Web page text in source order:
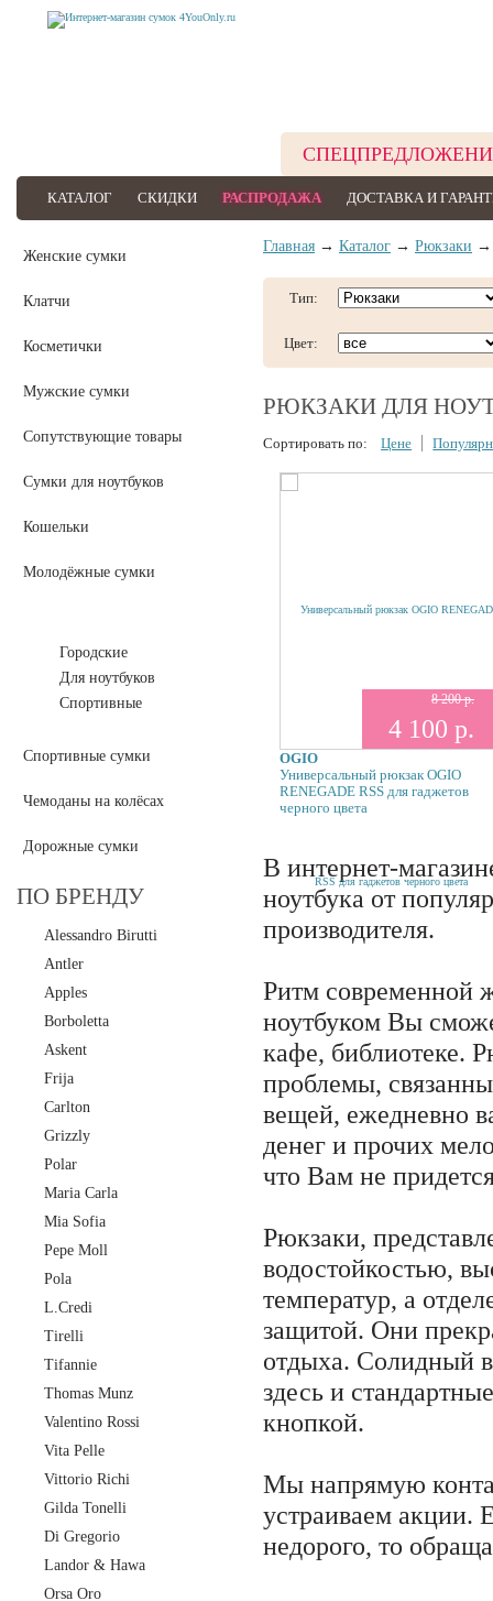
КАТАЛОГ СКИДКИ РАСПРОДАЖА ДОСТАВКА И
Женские сумки
Клатчи
Косметички
Мужские сумки
Сопутствующие товары
Сумки для ноутбуков
Кошельки
Молодёжные сумки
Городские
Для ноутбуков
Спортивные
Спортивные сумки
Чемоданы на колёсах
Дорожные сумки
ПО БРЕНДУ
Alessandro Birutti
Antler
Apples
Borboletta
Askent
Frija
Carlton
Grizzly
Polar
Maria Carla
Mia Sofia
Pepe Moll
Pola
L.Credi
Tirelli
Tifannie
Thomas Munz
Valentino Rossi
Vita Pelle
Vittorio Richi
Gilda Tonelli
Di Gregorio
Landor & Hawa
Orsa Oro
Главная → Каталог → Рюкзаки →
Тип:
Цвет:
РЮКЗАКИ ДЛЯ
Сортировать по: Цене
8 200 р.
4 100 р.
OGIO
Универсальный рюкзак OGIO
RENEGADE RSS для гаджетов
черного цвета
В интернет-
ноутбука от
производителя.
Ритм современной
ноутбуком Вы
кафе, библиотеке.
проблемы,
вещей, ежедневно
денег и прочих
что Вам не
Рюкзаки,
водостойкостью,
температур, а
защитой. Они
отдыха. Солидный
здесь и
кнопкой.
Мы напрямую
устраиваем акции.
недорого, то